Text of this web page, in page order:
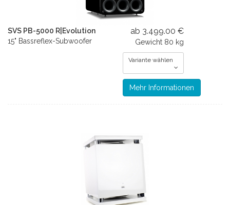
SVS PB-5000 R|Evolution
15" Bassreflex-Subwoofer
ab 3.499.00 €
Gewicht 80 kg
Variante wählen
Mehr Informationen